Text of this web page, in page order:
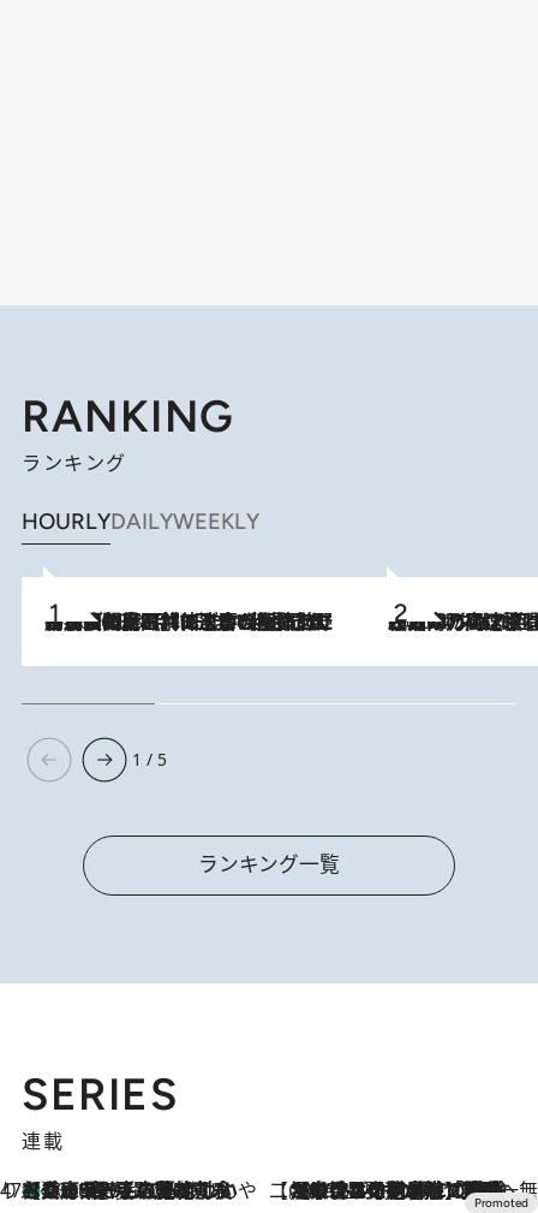
RANKING
ランキング
HOURLYDAILYWEEKLY
2026.8.8
「最後に見られてよかった」上野動物園の東園パンダ舎が解体前に特別公開。8月16日まで延長されたパネル展と共に辿る“半世紀”のパンダ飼育《解体工事の図面あり》 2026.8.7
「湘南乃風に憧れて」観客大盛上がりの“タオル回し”に、ラッパー顔負けの高速歌唱まで…さだまさし（74）のアグレッシブすぎる現在地
1 / 5
ランキング一覧
SERIES
連載
47都道府県の手みやげ ひんやりスイーツで夏を満喫
2026.8.8
【兵庫県】この夏絶対食べたい 冷やしておいしいおやつ3選 淡路島の恵みをジェラートに集約 【CREA×星野リゾート】唯一無二。癒しと発見が待つ場所へ
2026.8.7
【トンボの足水浴】ヒノキの香りに包まれて涼感マックス！約13℃の湧水かけ流しを避暑地「星野温泉 トンボの湯」で体験